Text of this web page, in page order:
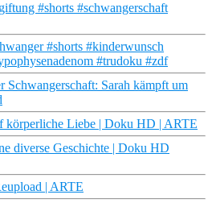
#shorts #schwangerschaft
#shorts #kinderwunsch
#trudoku #zdf
Schwangerschaft: Sarah kämpft um
körperliche Liebe | Doku HD | ARTE
diverse Geschichte | Doku HD
| ARTE